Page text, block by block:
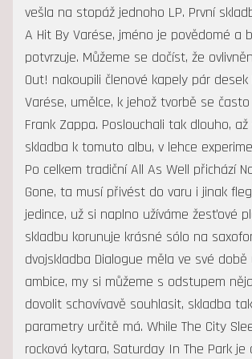
vešla na stopáž jednoho LP. První
A Hit By Varése, jméno je povědomé a
potvrzuje. Můžeme se dočíst, že
Out! nakoupili členové kapely pár desek
Varése, umělce, k jehož tvorbě se
Frank Zappa. Poslouchali tak dlouho,
skladba k tomuto albu, v lehce
Po celkem tradiční All As Well přichází
Gone, ta musí přivést do varu i jinak
jedince, už si naplno užíváme žesťové
skladbu korunuje krásné sólo na
dvojskladba Dialogue měla ve své
ambice, my si můžeme s odstupem
dovolit schovívavě souhlasit, skladba
parametry určitě má. While The City
rocková kytara, Saturday In The Park je